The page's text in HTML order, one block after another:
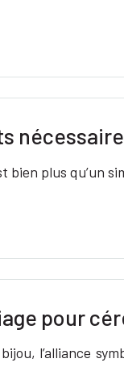
bien plus qu’un
pour
l’alliance